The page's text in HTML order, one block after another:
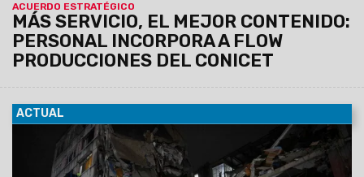
ACUERDO ESTRATÉGICO
MÁS SERVICIO, EL MEJOR CONTENIDO:
PERSONAL INCORPORA A FLOW
PRODUCCIONES DEL CONICET
ACTUAL
25/06/2026 Los movimientos telúricos ocurrieron de
manera sucesiva y tuvieron su epicentro en el estado de
Yaracuy, en el noroeste del país.
Los sismos se sintieron